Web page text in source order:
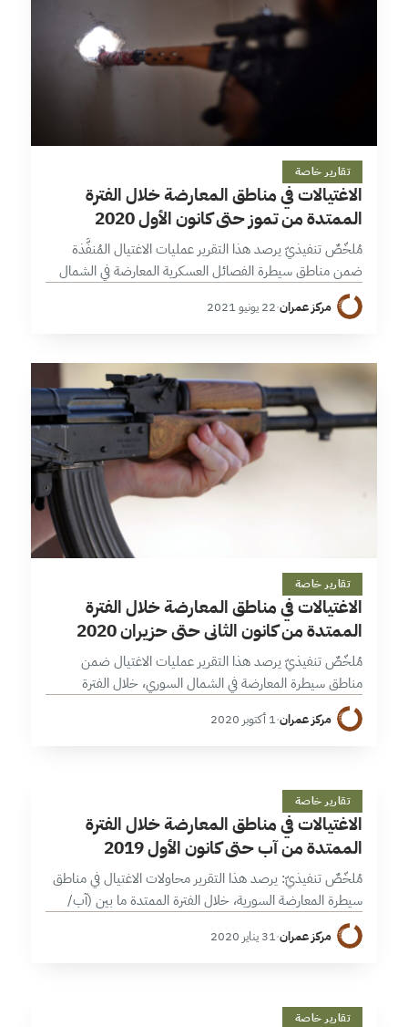
19 دقائق
تقارير خاصة
الاغتيالات في مناطق المعارضة خلال الفترة
الممتدة من تموز حتى كانون الأول 2020
مُلخّصٌ تنفيذيّ يرصد هذا التقرير عمليات الاغتيال المُنفَّذة
ضمن مناطق سيطرة الفصائل العسكرية المعارضة في الشمال
السوري، خلال الفترة الممتدة من تموز/ يوليو وحتى كانون
الأول/ديسمبر 2020، والتي بلغ عددها…
مركز عمران·22 يونيو 2021
21 دقائق
تقارير خاصة
الاغتيالات في مناطق المعارضة خلال الفترة
الممتدة من كانون الثاني حتى حزيران 2020
مُلخّصٌ تنفيذيّ يرصد هذا التقرير عمليات الاغتيال ضمن
مناطق سيطرة المعارضة في الشمال السوري، خلال الفترة
بلغ عددها 96 عملية، مُخلّفة…مركز عمران·1 أكتوبر 2020
ا
11 دقائق
تقارير خاصة
الاغتيالات في مناطق المعارضة خلال الفترة
الممتدة من آب حتى كانون الأول 2019
مُلخّصٌ تنفيذيّ: يرصد هذا التقرير محاولات الاغتيال في مناطق
سيطرة المعارضة السورية، خلال الفترة الممتدة ما بين (آب/
55 محاولة مُخلفة 143 ضحية.…
مركز عمران·31 يناير 2020
10 دقائق
تقارير خاصة